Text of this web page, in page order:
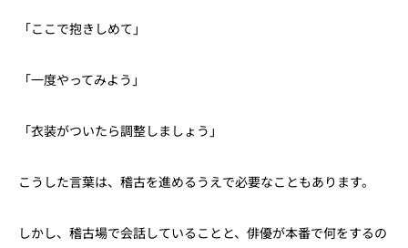
「ここで抱きしめて」
「一度やってみよう」
「衣装がついたら調整しましょう」
こうした言葉は、稽古を進めるうえで必要なこともあります。
しかし、稽古場で会話していることと、俳優が本番で何をするの